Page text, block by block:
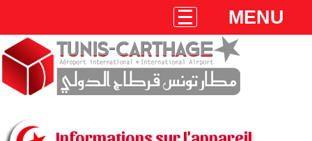
MENU
Informations sur l'appareil